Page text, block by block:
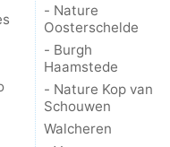
- Nature
Oosterschelde
- Burgh
Haamstede
- Nature Kop van
Schouwen
Walcheren